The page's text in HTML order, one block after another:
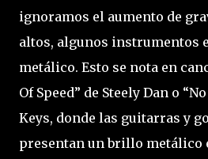
ignoramos el aumento de
altos, algunos instrumentos
metálico. Esto se nota en
Of Speed” de Steely Dan o
Keys, donde las guitarras y
presentan un brillo metálico